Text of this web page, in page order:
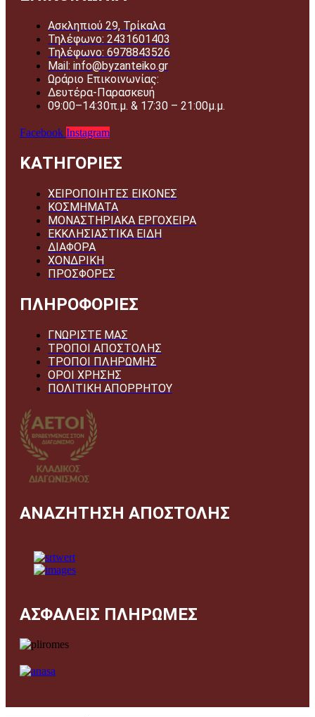
Ασκληπιού 29, Τρίκαλα
Τηλέφωνο: 2431601403
Τηλέφωνο: 6978843526
Mail: info@byzanteiko.gr
Ωράριο Επικοινωνίας:
Δευτέρα-Παρασκευή
09:00–14:30π.μ. & 17:30 – 21:00μ.μ.
Facebook Instagram
ΚΑΤΗΓΟΡΙΕΣ
ΧΕΙΡΟΠΟΙΗΤΕΣ ΕΙΚΟΝΕΣ
ΚΟΣΜΗΜΑΤΑ
ΜΟΝΑΣΤΗΡΙΑΚΑ ΕΡΓΟΧΕΙΡΑ
ΕΚΚΛΗΣΙΑΣΤΙΚΑ ΕΙΔΗ
ΔΙΑΦΟΡΑ
ΧΟΝΔΡΙΚΗ
ΠΡΟΣΦΟΡΕΣ
ΠΛΗΡΟΦΟΡΙΕΣ
ΓΝΩΡΙΣΤΕ ΜΑΣ
ΤΡΟΠΟΙ ΑΠΟΣΤΟΛΗΣ
ΤΡΟΠΟΙ ΠΛΗΡΩΜΗΣ
ΟΡΟΙ ΧΡΗΣΗΣ
ΠΟΛΙΤΙΚΗ ΑΠΟΡΡΗΤΟΥ
ΑΝΑΖΗΤΗΣΗ ΑΠΟΣΤΟΛΗΣ
ΑΣΦΑΛΕΙΣ ΠΛΗΡΩΜΕΣ